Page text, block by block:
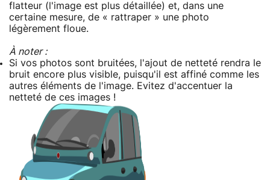
flatteur (l'image est plus détaillée) et, dans une
certaine mesure, de « rattraper » une photo
légèrement floue.
À noter :
Si vos photos sont bruitées, l'ajout de netteté rendra le
bruit encore plus visible, puisqu'il est affiné comme les
autres éléments de l'image. Evitez d'accentuer la
netteté de ces images !